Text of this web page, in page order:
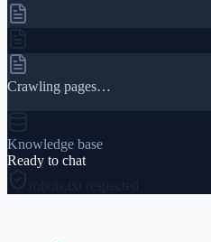
Crawling pages…
Knowledge base
Ready to chat